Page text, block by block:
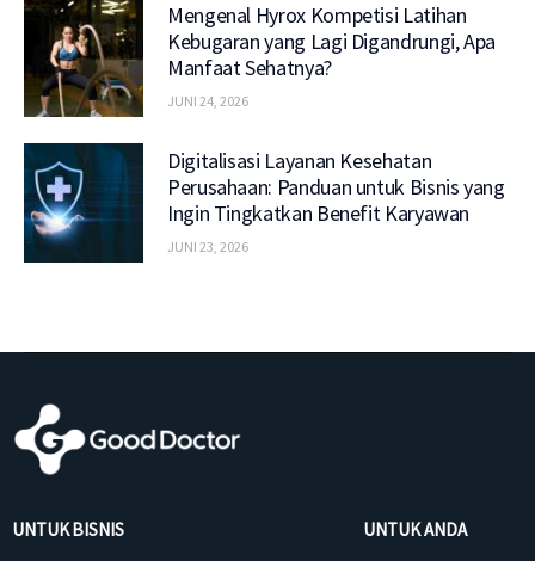
Mengenal Hyrox Kompetisi Latihan
Kebugaran yang Lagi Digandrungi, Apa
Manfaat Sehatnya?
JUNI 24, 2026
Digitalisasi Layanan Kesehatan
Perusahaan: Panduan untuk Bisnis yang
Ingin Tingkatkan Benefit Karyawan
JUNI 23, 2026
UNTUK BISNIS UNTUK ANDA